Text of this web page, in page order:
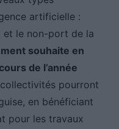
artificielle :
et le non-port de la
souhaite en
de l’année
pourront
en bénéficiant
pour les travaux